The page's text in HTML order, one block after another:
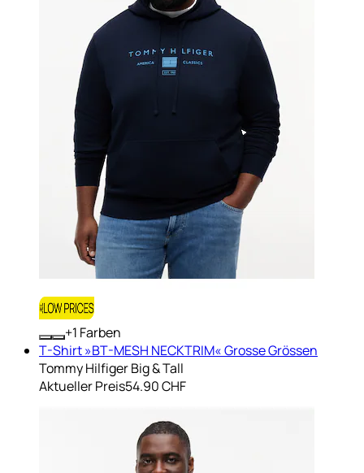
+ Farben
T-Shirt »BT-MESH NECKTRIM« Grosse Grössen
Tommy Hilfiger Big & Tall
Aktueller Preis54.90 CHF